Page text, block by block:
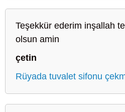
Teşekkür ederim inşallah
olsun amin
çetin
Rüyada tuvalet sifonu